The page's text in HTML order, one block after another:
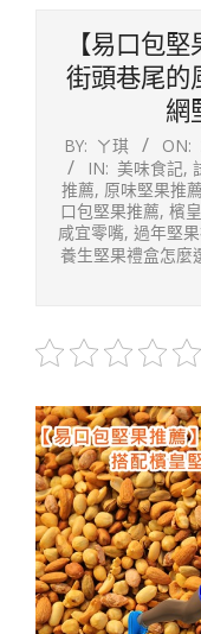
【易口包
街頭巷尾的
網
BY: ㄚ琪 ON:
IN: 美味食記,
推薦, 原味堅果推薦
口包堅果推薦, 檳
咸宜零嘴, 過年堅
養生堅果禮盒怎麼